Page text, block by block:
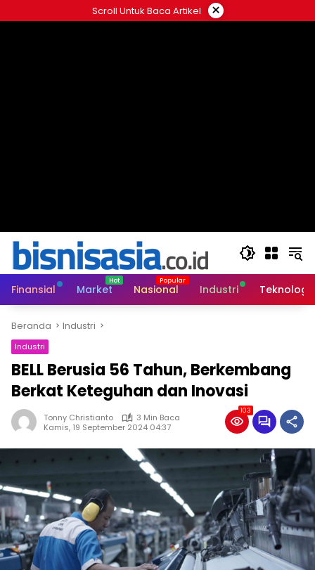
ke
Scroll Untuk Baca Artikel ×
Finansial Market Nasional Industri Teknologi
Beranda Industri
Industri
BELL Berusia 56 Tahun, Berkembang
Berkat Keteguhan dan Inovasi
Tonny Christianto
3 Min Baca
Kamis, 19 September 2024 04:37
103